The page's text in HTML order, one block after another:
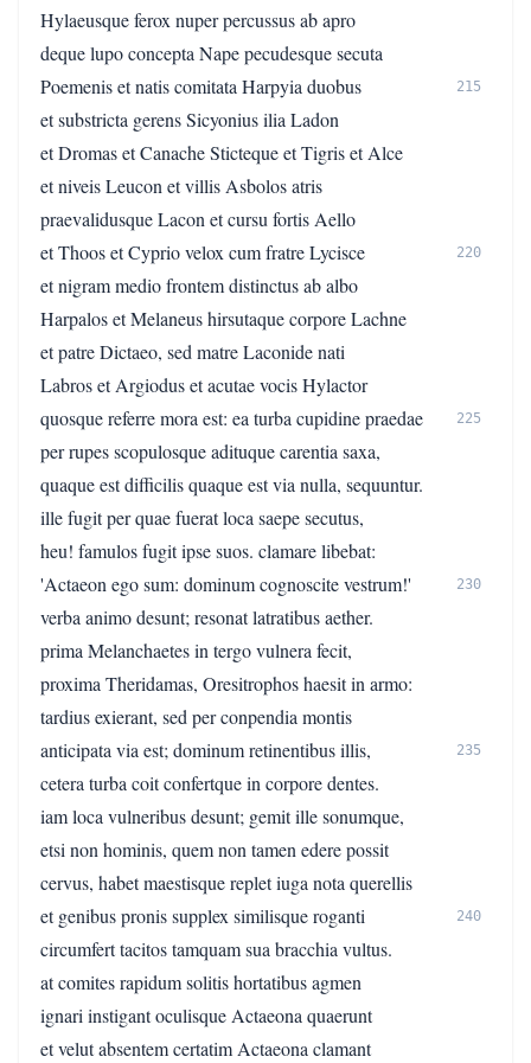
Hylaeusque ferox nuper percussus ab apro
deque lupo concepta Nape pecudesque secuta
Poemenis et natis comitata Harpyia duobus
215
et substricta gerens Sicyonius ilia Ladon
et Dromas et Canache Sticteque et Tigris et Alce
et niveis Leucon et villis Asbolos atris
praevalidusque Lacon et cursu fortis Aello
et Thoos et Cyprio velox cum fratre Lycisce
220
et nigram medio frontem distinctus ab albo
Harpalos et Melaneus hirsutaque corpore Lachne
et patre Dictaeo, sed matre Laconide nati
Labros et Argiodus et acutae vocis Hylactor
quosque referre mora est: ea turba cupidine praedae
225
per rupes scopulosque adituque carentia saxa,
quaque est difficilis quaque est via nulla, sequuntur.
ille fugit per quae fuerat loca saepe secutus,
heu! famulos fugit ipse suos. clamare libebat:
'Actaeon ego sum: dominum cognoscite vestrum!'
230
verba animo desunt; resonat latratibus aether.
prima Melanchaetes in tergo vulnera fecit,
proxima Theridamas, Oresitrophos haesit in armo:
tardius exierant, sed per conpendia montis
anticipata via est; dominum retinentibus illis,
235
cetera turba coit confertque in corpore dentes.
iam loca vulneribus desunt; gemit ille sonumque,
etsi non hominis, quem non tamen edere possit
cervus, habet maestisque replet iuga nota querellis
et genibus pronis supplex similisque roganti
240
circumfert tacitos tamquam sua bracchia vultus.
at comites rapidum solitis hortatibus agmen
ignari instigant oculisque Actaeona quaerunt
et velut absentem certatim Actaeona clamant